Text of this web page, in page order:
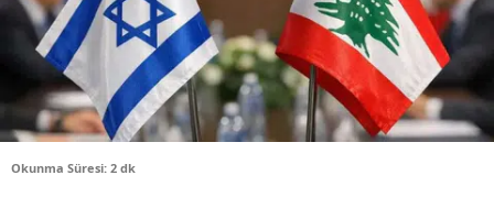
Bursa
Çanakkale
Çankırı
Çorum
Okunma Süresi: 2 dk